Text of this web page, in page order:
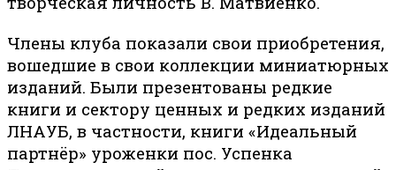
Члены клуба показали свои приобретения,
вошедшие в свои коллекции миниатюрных
изданий. Были презентованы редкие
книги и сектору ценных и редких изданий
ЛНАУБ, в частности, книги «Идеальный
партнёр» уроженки пос. Успенка